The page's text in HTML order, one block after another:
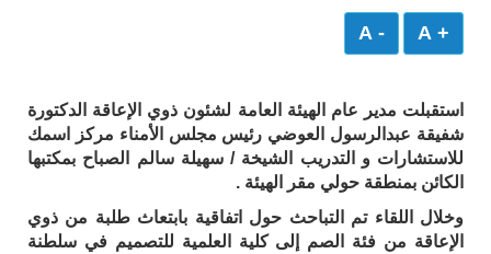
+ A
- A
استقبلت مدير عام الهيئة العامة لشئون ذوي الإعاقة الدكتورة
شفيقة عبدالرسول العوضي رئيس مجلس الأمناء مركز اسمك
للاستشارات و التدريب الشيخة / سهيلة سالم الصباح بمكتبها
الكائن بمنطقة حولي مقر الهيئة .
وخلال اللقاء تم التباحث حول اتفاقية بابتعاث طلبة من ذوي
الإعاقة من فئة الصم إلى كلية العلمية للتصميم في سلطنة